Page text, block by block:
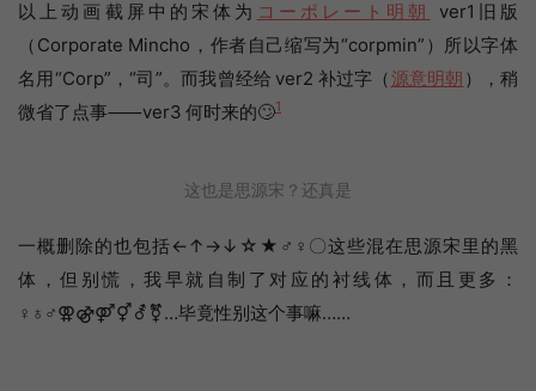
以上动画截屏中的宋体为 コーポレート明朝
ver1旧版
（Corporate Mincho，作者自己缩写为“corpmin”）所以字体
名用“Corp”，“司”。而我曾经给 ver2 补过字（ 源意明朝 ），稍
微省了点事⸺ver3 何时来的🙄1
这也是思源宋？还真是
一概删除的也包括←↑→↓☆★♂♀〇这些混在思源宋里的黑
体，但别慌，我早就自制了对应的衬线体，而且更多：
♀♁♂⚢⚣⚤⚥⚦⚧…毕竟性别这个事嘛……